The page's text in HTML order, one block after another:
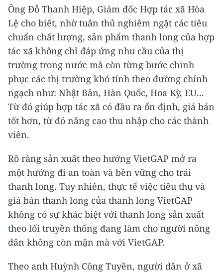
Ông Đỗ Thanh Hiệp, Giám đốc Hợp tác xã Hòa
Lệ cho biết, nhờ tuân thủ nghiêm ngặt các tiêu
chuẩn chất lượng, sản phẩm thanh long của hợp
tác xã không chỉ đáp ứng nhu cầu của thị
trường trong nước mà còn từng bước chinh
phục các thị trường khó tính theo đường chính
ngạch như: Nhật Bản, Hàn Quốc, Hoa Kỳ, EU...
Từ đó giúp hợp tác xã có đầu ra ổn định, giá bán
tốt hơn, từ đó nâng cao thu nhập cho các thành
viên.
Rõ ràng sản xuất theo hướng VietGAP mở ra
một hướng đi an toàn và bền vững cho trái
thanh long. Tuy nhiên, thực tế việc tiêu thụ và
giá bán thanh long của thanh long VietGAP
không có sự khác biệt với thanh long sản xuất
theo lối truyền thống đang làm cho người nông
dân không còn mặn mà với VietGAP.
Theo anh Huỳnh Công Tuyền, người dân ở xã